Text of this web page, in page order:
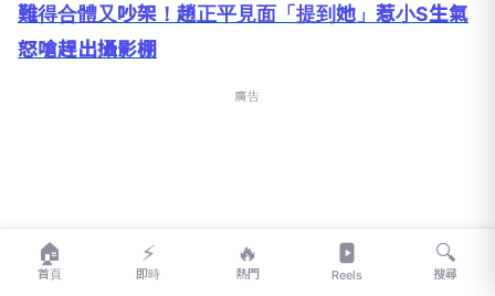
難得合體又吵架！趙正平見面「提到她」惹小S生氣
怒嗆趕出攝影棚
廣告
🏠
首頁
⚡
即時
🔥
熱門 Reels
🔍
搜尋